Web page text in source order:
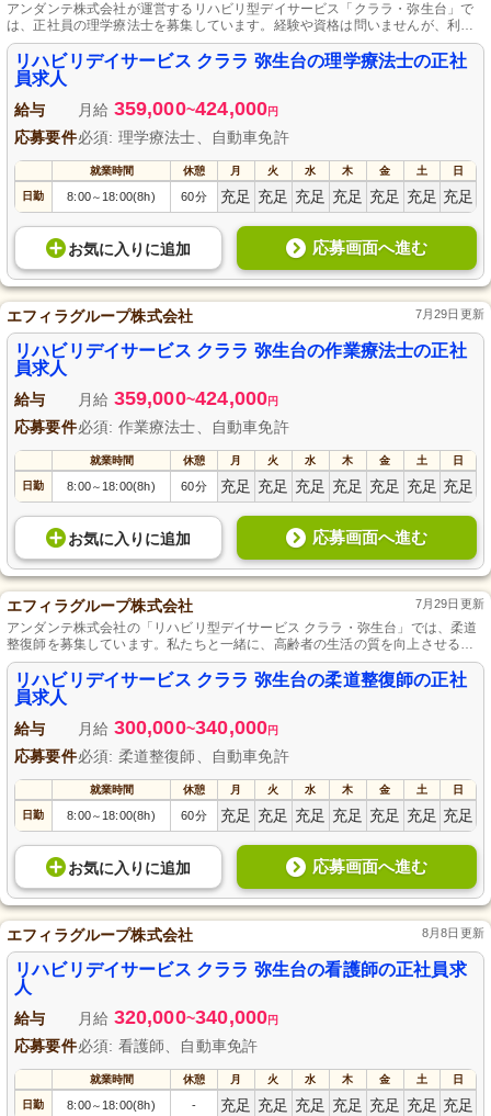
アンダンテ株式会社が運営するリハビリ型デイサービス「クララ・弥生台」で
は、正社員の理学療法士を募集しています。経験や資格は問いませんが、利用
者の健康と笑顔を支える情熱を持つ方を歓迎します。あなたのスキルを活か
し、一緒にやりがいのある環境で成長しませんか？興味を持たれた方は、ぜひ
ご応募ください。
リハビリデイサービス クララ 弥生台の理学療法士の正社
員求人
給与 月給 359,000~424,000円
応募要件必須: 理学療法士、自動車免許
就業時間 休憩 月 火 水 木 金 土 日
日勤 8:00～ 18:00(8h) 60分 充足 充足 充足 充足 充足 充足 充足
お気に入り に追加 応募画面へ進む
エフィラグループ株式会社 7月29日更新
リハビリデイサービス クララ 弥生台の作業療法士の正社
員求人
給与 月給 359,000~424,000円
応募要件必須: 作業療法士、自動車免許
就業時間 休憩 月 火 水 木 金 土 日
日勤 8:00～ 18:00(8h) 60分 充足 充足 充足 充足 充足 充足 充足
お気に入り に追加 応募画面へ進む
エフィラグループ株式会社 7月29日更新
アンダンテ株式会社の「リハビリ型デイサービス クララ・弥生台」では、柔道
整復師を募集しています。私たちと一緒に、高齢者の生活の質を向上させるサ
ポートをしませんか？正社員として安定した環境で働けるため、長期的なキャ
リア形成が可能です。温かい職場環境で、あなたのスキルを最大限に発揮して
ください。皆様からのご応募をお待ちしております。
リハビリデイサービス クララ 弥生台の柔道整復師の正社
員求人
給与 月給 300,000~340,000円
応募要件必須: 柔道整復師、自動車免許
就業時間 休憩 月 火 水 木 金 土 日
日勤 8:00～ 18:00(8h) 60分 充足 充足 充足 充足 充足 充足 充足
お気に入り に追加 応募画面へ進む
エフィラグループ株式会社 8月8日更新
リハビリデイサービス クララ 弥生台の看護師の正社員求
人
給与 月給 320,000~340,000円
応募要件必須: 看護師、自動車免許
就業時間 休憩 月 火 水 木 金 土 日
日勤 8:00～ 18:00(8h) - 充足 充足 充足 充足 充足 充足 充足